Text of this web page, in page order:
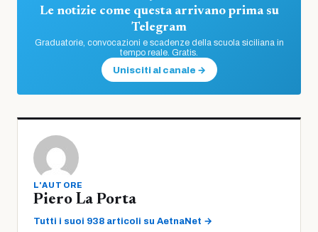
Le notizie come questa arrivano prima su
Telegram
Graduatorie, convocazioni e scadenze della scuola siciliana in
tempo reale. Gratis.
Unisciti al canale →
L'AUTORE
Piero La Porta
Tutti i suoi 938 articoli su AetnaNet →